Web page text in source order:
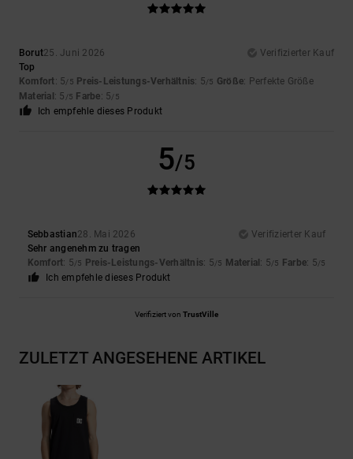
Borut25. Juni 2026
Verifizierter Kauf
Top
Komfort: 5/5 Preis-Leistungs-Verhältnis: 5/5 Größe: Perfekte Größe
Material : 5 /5 Farbe: 5/5
Ich empfehle dieses Produkt
5/5
Sebbastian28. Mai 2026
Verifizierter Kauf
Sehr angenehm zu tragen
Komfort: 5/5 Preis-Leistungs-Verhältnis: 5/5 Material : 5/5 Farbe: 5/5
Ich empfehle dieses Produkt
Verifiziert von TrustVille
ZULETZT ANGESEHENE ARTIKEL